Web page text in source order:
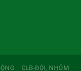
CLB-ĐỘI, NHÓM